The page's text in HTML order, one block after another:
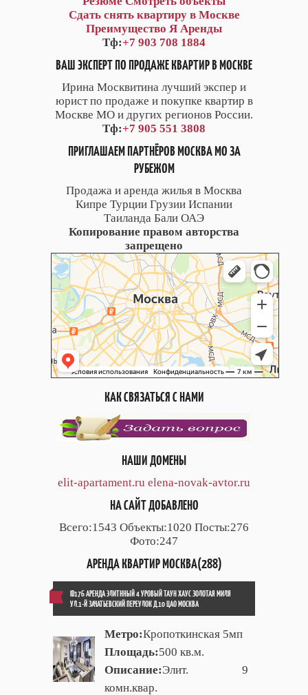
Сдать снять квартиру в Москве
Преимущество Я Аренды
Тф:+7 903 708 1884
ВАШ ЭКСПЕРТ ПО ПРОДАЖЕ КВАРТИР В МОСКВЕ
Ирина Москвитина лучший экспер и
юрист по продаже и покупке квартир в
Москве МО и других регионов России.
Тф:+7 905 551 3808
ПРИГЛАШАЕМ ПАРТНЁРОВ МОСКВА МО ЗА
РУБЕЖОМ
Продажа и аренда жилья в Москва
Кипре Турции Грузии Испании
Таиланда Бали ОАЭ
Копирование правом авторства
запрещено
КАК СВЯЗАТЬСЯ С НАМИ
НАШИ ДОМЕНЫ
elit-apartament.ru elena-novak-avtor.ru
НА САЙТ ДОБАВЛЕНО
Всего:1543 Объекты:1020 Посты:276
Фото:247
АРЕНДА КВАРТИР МОСКВА(288)
ID176 АРЕНДА ЭЛИТННЫЙ 4 УРОВЫЙ ТАУН ХАУС ЗОЛОТАЯ МИЛЯ
УЛ.1-Й ЗАЧАТЬЕВСКИЙ ПЕРЕУЛОК Д.10 ЦАО МОСКВА
Метро:Кропоткинская 5мп
Площадь:500 кв.м.
Описание:Элит. 9
комн.квар.